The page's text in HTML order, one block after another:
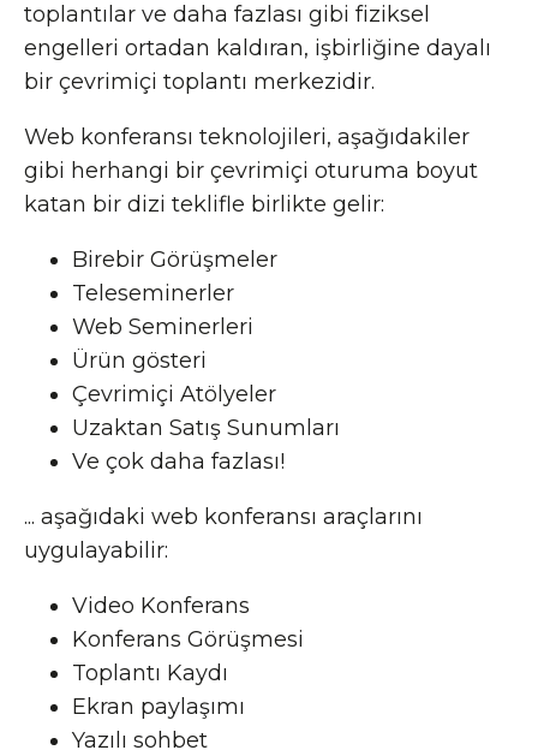
toplantılar ve daha fazlası gibi fiziksel
engelleri ortadan kaldıran, işbirliğine dayalı
bir çevrimiçi toplantı merkezidir.
Web konferansı teknolojileri, aşağıdakiler
gibi herhangi bir çevrimiçi oturuma boyut
katan bir dizi teklifle birlikte gelir:
Birebir Görüşmeler
Teleseminerler
Web Seminerleri
Ürün gösteri
Çevrimiçi Atölyeler
Uzaktan Satış Sunumları
Ve çok daha fazlası!
... aşağıdaki web konferansı araçlarını
uygulayabilir:
Video Konferans
Konferans Görüşmesi
Toplantı Kaydı
Ekran paylaşımı
Yazılı sohbet